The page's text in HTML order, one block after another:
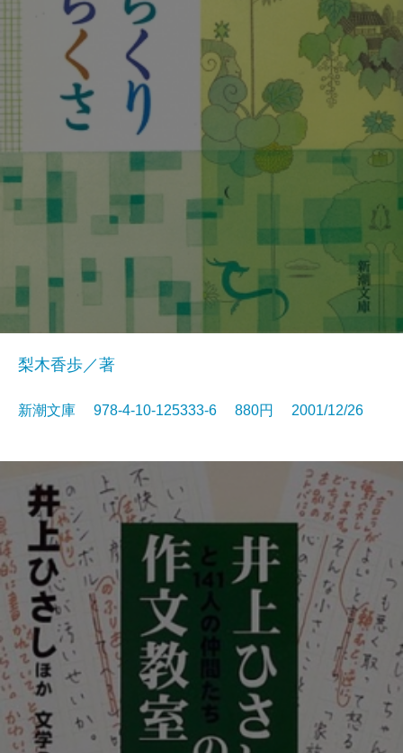
梨木香歩／著
新潮文庫 978-4-10-125333-6 880円 2001/12/26